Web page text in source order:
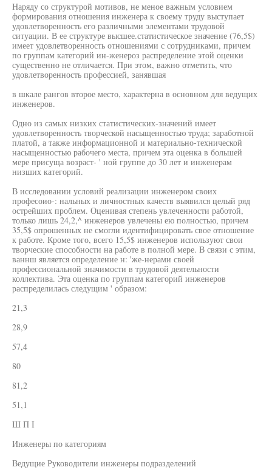
Наряду со структурой мотивов, не меное важным условием
формирования отношения инженера к своему труду выступает
удовлетворенность его различными элементами трудовой
ситуации. В ее структуре высшее.статистическое значение (76,5$)
имеет удовлетворенность отношениями с сотрудниками, причем
по группам категорий ин-женероз распределение этой оценки
существенно не отличается. При этом, важно отметить, что
удовлетворенность профессией, занявшая
в шкале рангов второе место, характерна в основном для ведущих
инженеров.
Одно из самых низких статистических-значений имеет
удовлетворенность творческой насыщенностью труда; заработной
платой, а также информационной и материально-технической
насыщенностью рабочего места, причем эта оценка в большей
мере присуща возраст- ' ной группе до 30 лет и инженерам
низших категорий.
В исследовании условий реализации инженером своих
професоио-: нальных и личностных качеств выявился целый ряд
острейших проблем. Оценивая степень увлеченности работой,
только лишь 24,2,^ инженеров увлечены ею полностью, причем
35,5$ опрошенных не смогли идентифицировать свое отношение
к работе. Кроме того, всего 15,5$ инженеров используют свои
творческие способности на работе в полной мере. В связи с этим,
ваннш является определение н: 'же-нерами своей
профессиональной значимости в трудовой деятельности
коллектива. Эта оценка по группам категорий инженеров
распределилась следущим ' образом:
21,3
28,9
57,4
80
81,2
51,1
Ш П I
Инженеры по категориям
Ведущие Руководители инженеры подразделений